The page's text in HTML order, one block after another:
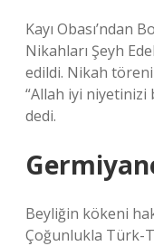
Kayı Obası’ndan
Nikahları Şeyh
edildi. Nikah
“Allah iyi niyetinizi
dedi.
Beyliğin kökeni
Çoğunlukla Türk-